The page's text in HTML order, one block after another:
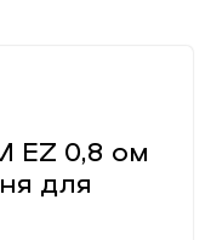
EZ 0,8 ом
для